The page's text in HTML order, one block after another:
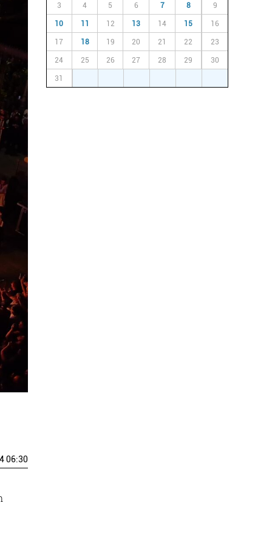
06:30
3 4 5 6 7 8 9
10 11 12 13 14 15 16
17 18 19 20 21 22 23
24 25 26 27 28 29 30
31